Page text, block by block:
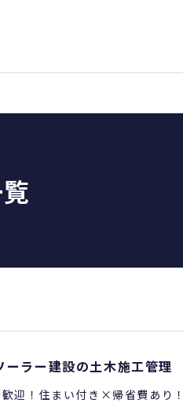
ーラー建設の土木施工管理
迎！住まい付き×帰省費あり！